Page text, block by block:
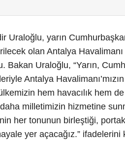
Uraloğlu, yarın
olan Antalya
Bakan Uraloğlu, “Yarın,
Antalya
hem havacılık hem
milletimizin hizmetine
her tonunun birleştiği,
yer açacağız.” ifadelerini